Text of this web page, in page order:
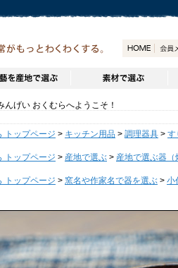
げい おくむらへようこそ！
トップページ > キッチン用品 > 調理器具 > す
トップページ > 産地で選ぶ > 産地で選ぶ器（
トップページ > 窯名や作家名で器を選ぶ > 小